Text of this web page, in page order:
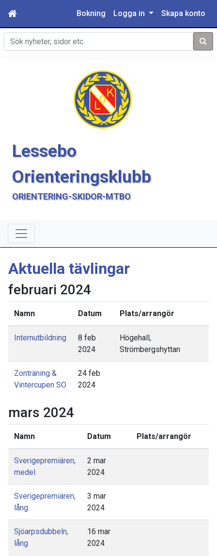
Bokning Logga in Skapa konto
Sök
Lessebo
Orienteringsklubb
ORIENTERING-SKIDOR-MTBO
Aktuella tävlingar
februari 2024
Namn Datum Plats/arrangör
Internutbildning
8 feb
2024
Högehall,
Strömbergshyttan
Zonträning &
Vintercupen SO
24 feb
2024
mars 2024
Namn Datum Plats/arrangör
Sverigepremiären,
medel
2 mar
2024
Sverigepremiären,
lång
3 mar
2024
Sjöarpsdubbeln,
lång
16 mar
2024